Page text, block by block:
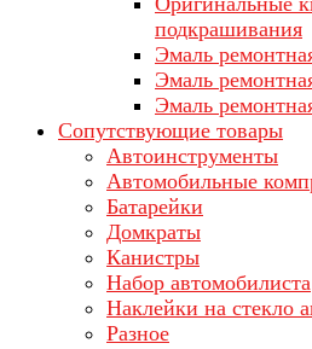
подкрашивания
Эмаль
Эмаль
Эмаль
Сопутствующие товары
Автоинструменты
Автомобильные
Батарейки
Домкраты
Канистры
Набор автомобилиста
Наклейки на стекло
Разное